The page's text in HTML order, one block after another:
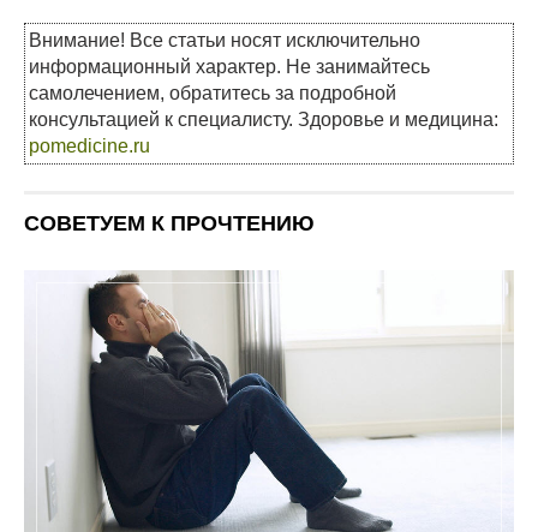
Внимание! Все статьи носят исключительно
информационный характер. Не занимайтесь
самолечением, обратитесь за подробной
консультацией к специалисту. Здоровье и медицина:
pomedicine.ru
СОВЕТУЕМ К ПРОЧТЕНИЮ